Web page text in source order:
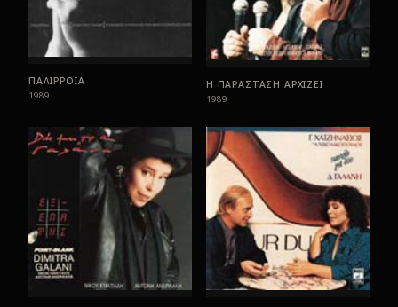
ΠΑΛΙΡΡΟΙΑ
1989
Η ΠΑΡΑΣΤΑΣΗ ΑΡΧΙΖΕΙ
1989